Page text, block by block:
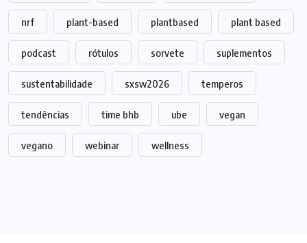
nrf plant-based plantbased plant based
podcast rótulos sorvete suplementos
sustentabilidade sxsw2026 temperos
tendências time bhb ube vegan
vegano webinar wellness